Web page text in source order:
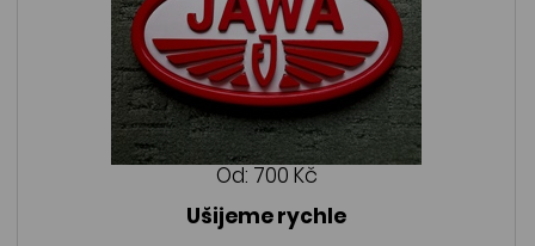
Od: 700 Kč
Ušijeme rychle